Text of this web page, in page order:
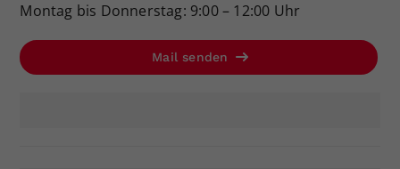
Montag bis Donnerstag: 9:00 – 12:00 Uhr
Mail senden